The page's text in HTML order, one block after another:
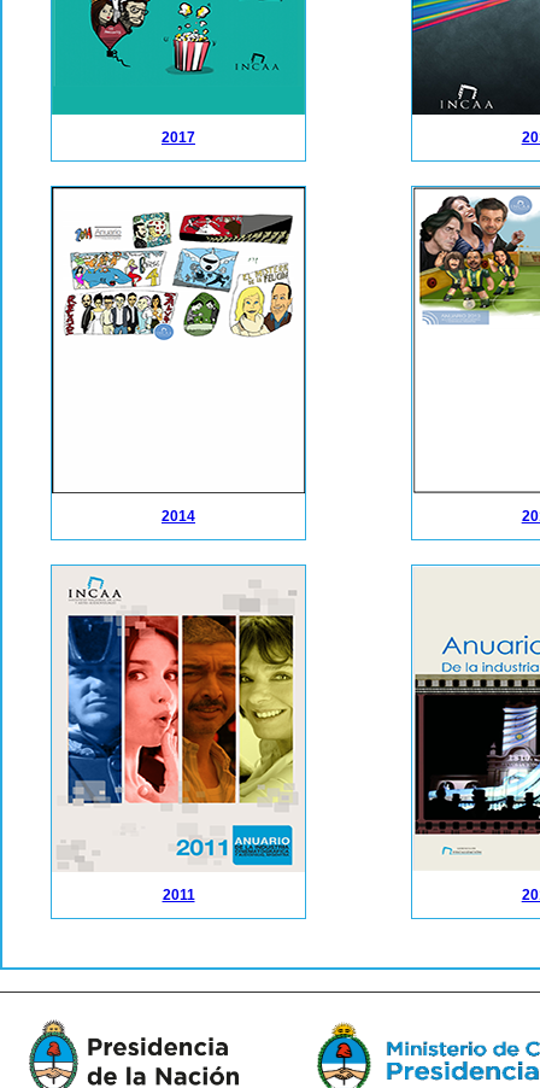
2017
2014
2011